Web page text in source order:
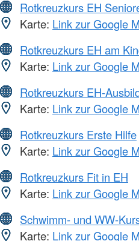
Rotkreuzkurs EH
Karte: Link zur Google
Rotkreuzkurs EH am
Karte: Link zur Google
Rotkreuzkurs EH-
Karte: Link zur Google
Rotkreuzkurs Erste Hilfe
Karte: Link zur Google
Rotkreuzkurs Fit in EH
Karte: Link zur Google
Schwimm- und WW-
Karte: Link zur Google